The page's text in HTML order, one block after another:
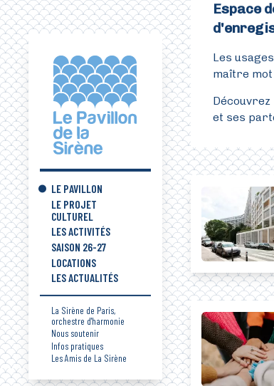
LE PAVILLON
LE PROJET
CULTUREL
LES ACTIVITÉS
SAISON 26-27
LOCATIONS
LES ACTUALITÉS
La Sirène de Paris,
orchestre d'harmonie
Nous soutenir
Infos pratiques
Les Amis de La Sirène
Espace
Les
maître mot
Découvrez
et ses